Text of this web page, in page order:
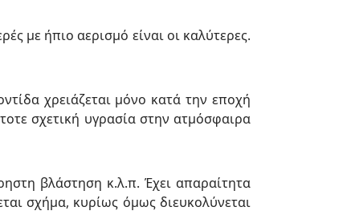
µε ήπιο αερισµό είναι οι καλύτερες.
χρειάζεται µόνο κατά την εποχή
σχετική υγρασία στην ατµόσφαιρα
βλάστηση κ.λ.π. Έχει απαραίτητα
σχήµα, κυρίως όµως διευκολύνεται